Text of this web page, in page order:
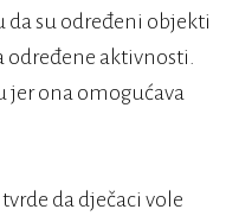
da su određeni objekti
aktivnosti.
jer ona omogućava
da dječaci vole